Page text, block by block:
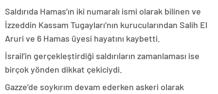
Saldırıda Hamas’ın iki numaralı ismi olarak bilinen ve
İzzeddin Kassam Tugayları’nın kurucularından Salih El
Aruri ve 6 Hamas üyesi hayatını kaybetti.
İsrail’in gerçekleştirdiği saldırıların zamanlaması ise
birçok yönden dikkat çekiciydi.
Gazze’de soykırım devam ederken askeri olarak